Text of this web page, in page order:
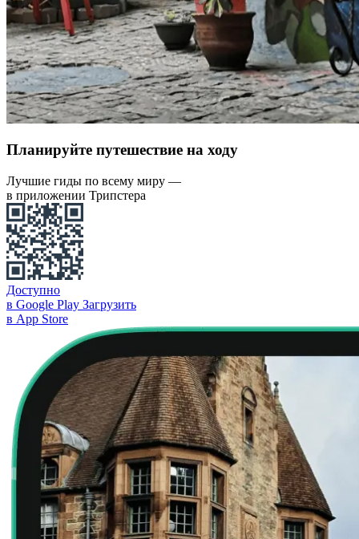
Планируйте путешествие на ходу
Лучшие гиды по всему миру —
в приложении Трипстера
Доступно
в Google Play Загрузить
в App Store